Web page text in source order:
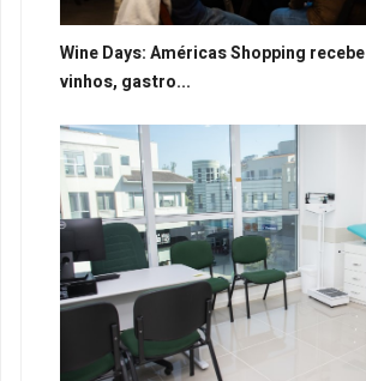
Wine Days: Américas Shopping
vinhos, gastro...